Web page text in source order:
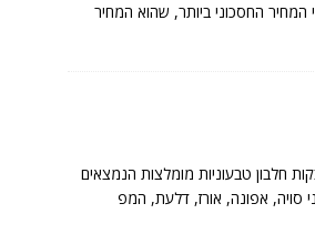
המחיר החסכוני ביותר, שהוא המחיר
אבקות חלבון טבעוניות מומלצות הנמצאים
סויה, אפונה, אורז, דלעת, המפ